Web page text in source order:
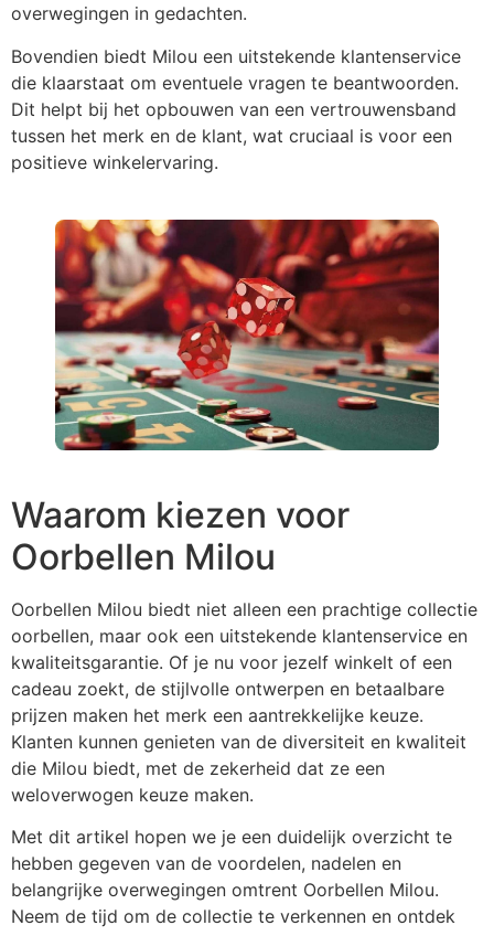
overwegingen in gedachten.
Bovendien biedt Milou een uitstekende klantenservice
die klaarstaat om eventuele vragen te beantwoorden.
Dit helpt bij het opbouwen van een vertrouwensband
tussen het merk en de klant, wat cruciaal is voor een
positieve winkelervaring.
Waarom kiezen voor
Oorbellen Milou
Oorbellen Milou biedt niet alleen een prachtige collectie
oorbellen, maar ook een uitstekende klantenservice en
kwaliteitsgarantie. Of je nu voor jezelf winkelt of een
cadeau zoekt, de stijlvolle ontwerpen en betaalbare
prijzen maken het merk een aantrekkelijke keuze.
Klanten kunnen genieten van de diversiteit en kwaliteit
die Milou biedt, met de zekerheid dat ze een
weloverwogen keuze maken.
Met dit artikel hopen we je een duidelijk overzicht te
hebben gegeven van de voordelen, nadelen en
belangrijke overwegingen omtrent Oorbellen Milou.
Neem de tijd om de collectie te verkennen en ontdek